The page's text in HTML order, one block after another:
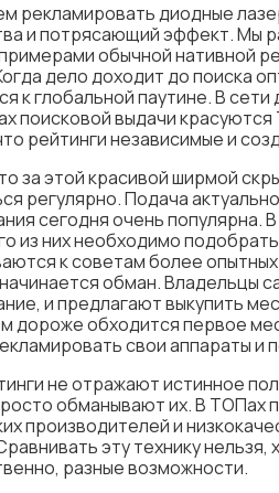
рекламировать диодные
и потрясающий эффект. Мы
обычной нативной
дело доходит до поиска
к глобальной паутине. В
поисковой выдачи
рейтинги независимые и
за этой красивой ширмой
регулярно. Подача
сегодня очень популярна.
из них необходимо
к советам более
обман. Владельцы
и предлагают выкупить
дороже обходится первое
свои аппараты и
не отражают истинное
обманывают их. В ТОПах
производителей и
эту технику
разные возможности.